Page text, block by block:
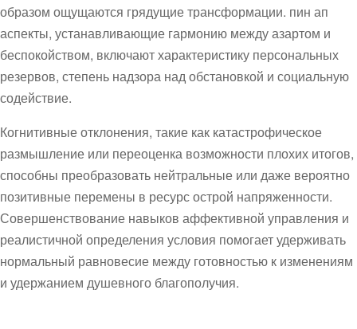
образом ощущаются грядущие трансформации. пин ап
аспекты, устанавливающие гармонию между азартом и
беспокойством, включают характеристику персональных
резервов, степень надзора над обстановкой и социальную
содействие.
Когнитивные отклонения, такие как катастрофическое
размышление или переоценка возможности плохих итогов,
способны преобразовать нейтральные или даже вероятно
позитивные перемены в ресурс острой напряженности.
Совершенствование навыков аффективной управления и
реалистичной определения условия помогает удерживать
нормальный равновесие между готовностью к изменениям
и удержанием душевного благополучия.